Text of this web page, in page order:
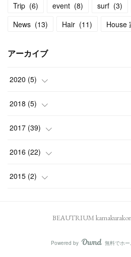
Trip (6) event (8) surf (3)
News (13) Hair (11) House
アーカイブ
2020 (5)
(1
(1)
(3)
2018 (5)
(2)
(1)
(1
2017 (39)
(2)
(4
2016 (22)
(2
2015 (2)
BEAUTRIUM
Powered by 無料でホ